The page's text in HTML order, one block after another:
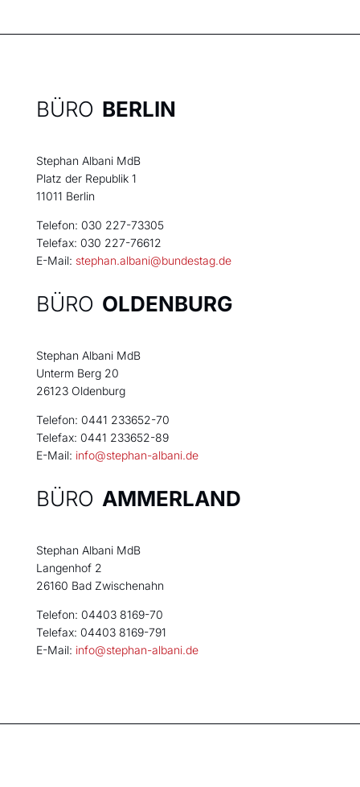
BÜRO BERLIN
Stephan Albani MdB
Platz der Republik 1
11011 Berlin
Telefon: 030 227-73305
Telefax: 030 227-76612
E-Mail: stephan.albani@bundestag.de
BÜRO OLDENBURG
Stephan Albani MdB
Unterm Berg 20
26123 Oldenburg
Telefon: 0441 233652-70
Telefax: 0441 233652-89
E-Mail: info@stephan-albani.de
BÜRO AMMERLAND
Stephan Albani MdB
Langenhof 2
26160 Bad Zwischenahn
Telefon: 04403 8169-70
Telefax: 04403 8169-791
E-Mail: info@stephan-albani.de